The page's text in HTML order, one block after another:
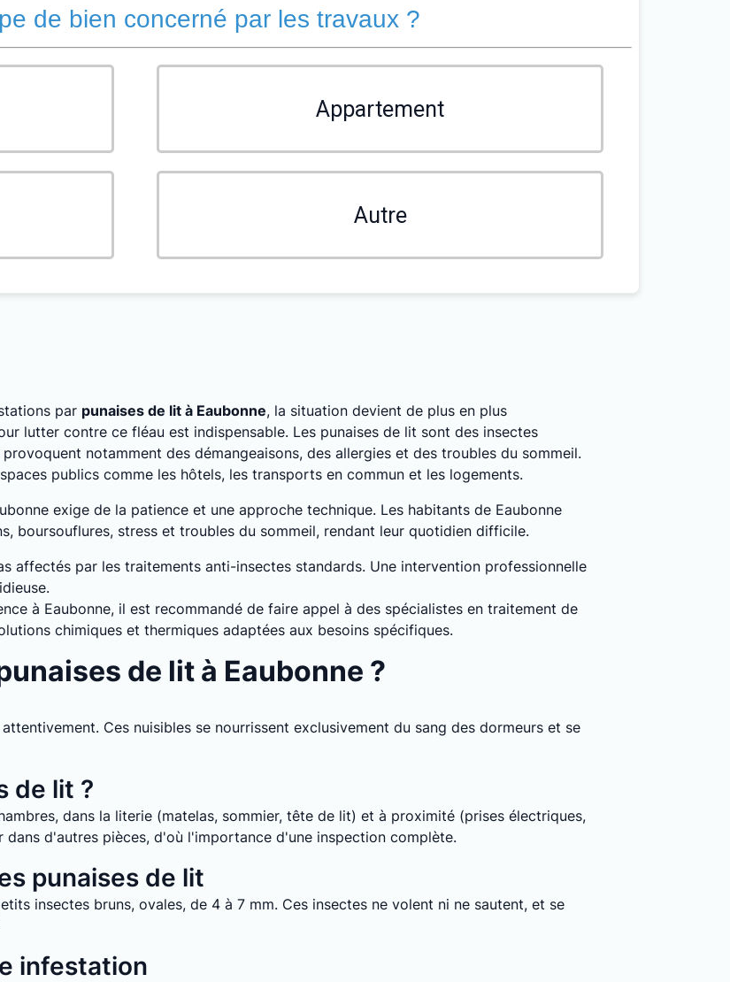
de bien concerné par les travaux ?
Appartement
Autre
par punaises de lit à Eaubonne, la situation devient de plus en plus
lutter contre ce fléau est indispensable. Les punaises de lit sont des insectes
notamment des démangeaisons, des allergies et des troubles du sommeil.
publics comme les hôtels, les transports en commun et les logements.
exige de la patience et une approche technique. Les habitants de Eaubonne
boursouflures, stress et troubles du sommeil, rendant leur quotidien difficile.
affectés par les traitements anti-insectes standards. Une intervention professionnelle
à Eaubonne, il est recommandé de faire appel à des spécialistes en traitement de
chimiques et thermiques adaptées aux besoins spécifiques.
de lit à Eaubonne ?
Ces nuisibles se nourrissent exclusivement du sang des dormeurs et se
de lit ?
dans la literie (matelas, sommier, tête de lit) et à proximité (prises électriques,
d'autres pièces, d'où l'importance d'une inspection complète.
punaises de lit
insectes bruns, ovales, de 4 à 7 mm. Ces insectes ne volent ni ne sautent, et se
infestation